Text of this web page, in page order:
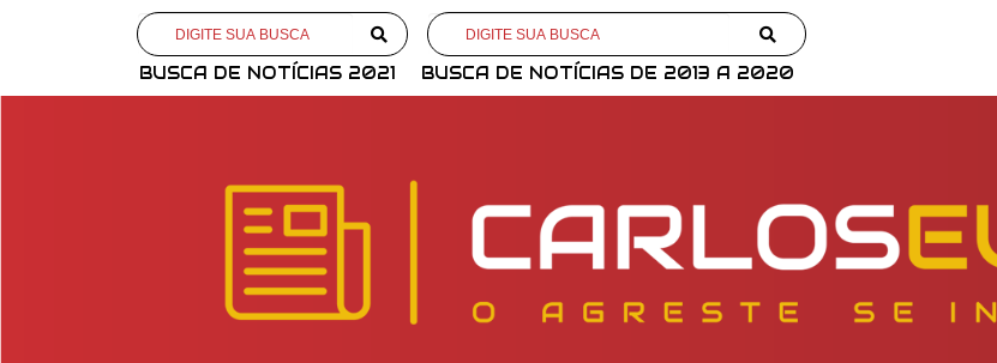
BUSCA DE NOTÍCIAS 2021 BUSCA DE NOTÍCIAS DE 2013 A 2020